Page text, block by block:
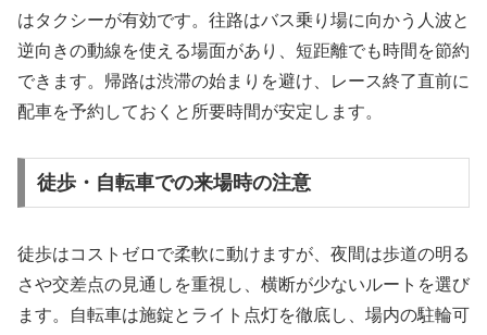
はタクシーが有効です。往路はバス乗り場に向かう人波と
逆向きの動線を使える場面があり、短距離でも時間を節約
できます。帰路は渋滞の始まりを避け、レース終了直前に
配車を予約しておくと所要時間が安定します。
徒歩・自転車での来場時の注意
徒歩はコストゼロで柔軟に動けますが、夜間は歩道の明る
さや交差点の見通しを重視し、横断が少ないルートを選び
ます。自転車は施錠とライト点灯を徹底し、場内の駐輪可